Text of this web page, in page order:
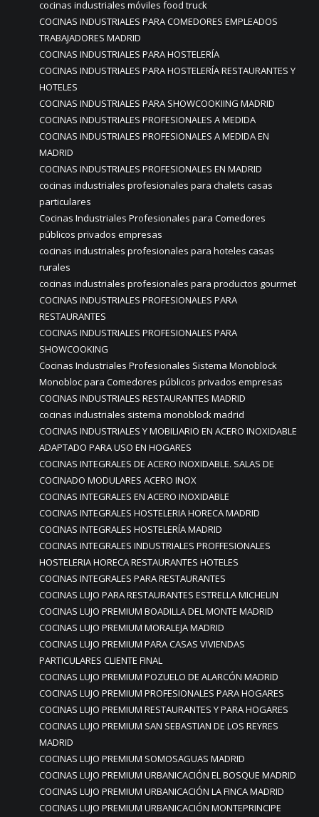
cocinas industriales móviles food truck
COCINAS INDUSTRIALES PARA COMEDORES EMPLEADOS
TRABAJADORES MADRID
COCINAS INDUSTRIALES PARA HOSTELERÍA
COCINAS INDUSTRIALES PARA HOSTELERÍA RESTAURANTES Y
HOTELES
COCINAS INDUSTRIALES PARA SHOWCOOKIING MADRID
COCINAS INDUSTRIALES PROFESIONALES A MEDIDA
COCINAS INDUSTRIALES PROFESIONALES A MEDIDA EN
MADRID
COCINAS INDUSTRIALES PROFESIONALES EN MADRID
cocinas industriales profesionales para chalets casas
particulares
Cocinas Industriales Profesionales para Comedores
públicos privados empresas
cocinas industriales profesionales para hoteles casas
rurales
cocinas industriales profesionales para productos gourmet
COCINAS INDUSTRIALES PROFESIONALES PARA
RESTAURANTES
COCINAS INDUSTRIALES PROFESIONALES PARA
SHOWCOOKING
Cocinas Industriales Profesionales Sistema Monoblock
Monobloc para Comedores públicos privados empresas
COCINAS INDUSTRIALES RESTAURANTES MADRID
cocinas industriales sistema monoblock madrid
COCINAS INDUSTRIALES Y MOBILIARIO EN ACERO INOXIDABLE
ADAPTADO PARA USO EN HOGARES
COCINAS INTEGRALES DE ACERO INOXIDABLE. SALAS DE
COCINADO MODULARES ACERO INOX
COCINAS INTEGRALES EN ACERO INOXIDABLE
COCINAS INTEGRALES HOSTELERIA HORECA MADRID
COCINAS INTEGRALES HOSTELERÍA MADRID
COCINAS INTEGRALES INDUSTRIALES PROFFESIONALES
HOSTELERIA HORECA RESTAURANTES HOTELES
COCINAS INTEGRALES PARA RESTAURANTES
COCINAS LUJO PARA RESTAURANTES ESTRELLA MICHELIN
COCINAS LUJO PREMIUM BOADILLA DEL MONTE MADRID
COCINAS LUJO PREMIUM MORALEJA MADRID
COCINAS LUJO PREMIUM PARA CASAS VIVIENDAS
PARTICULARES CLIENTE FINAL
COCINAS LUJO PREMIUM POZUELO DE ALARCÓN MADRID
COCINAS LUJO PREMIUM PROFESIONALES PARA HOGARES
COCINAS LUJO PREMIUM RESTAURANTES Y PARA HOGARES
COCINAS LUJO PREMIUM SAN SEBASTIAN DE LOS REYRES
MADRID
COCINAS LUJO PREMIUM SOMOSAGUAS MADRID
COCINAS LUJO PREMIUM URBANICACIÓN EL BOSQUE MADRID
COCINAS LUJO PREMIUM URBANICACIÓN LA FINCA MADRID
COCINAS LUJO PREMIUM URBANICACIÓN MONTEPRINCIPE